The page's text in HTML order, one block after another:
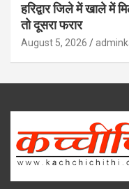
हरिद्वार जिले में खाले में
तो दूसरा फरार
August 5, 2026